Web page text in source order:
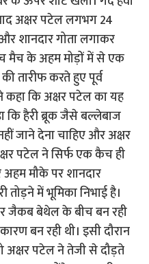
अक्षर पटेल लगभग 24
शानदार गोता लगाकर
मैच के अहम मोड़ों में से एक
तारीफ करते हुए पूर्व
कहा कि अक्षर पटेल का यह
कि हैरी ब्रूक जैसे बल्लेबाज
जाने देना चाहिए और अक्षर
पटेल ने सिर्फ एक कैच ही
मौके पर शानदार
तोड़ने में भूमिका निभाई है।
जैकब बेथेल के बीच बन रही
बन रही थी। इसी दौरान
अक्षर पटेल ने तेजी से दौड़ते